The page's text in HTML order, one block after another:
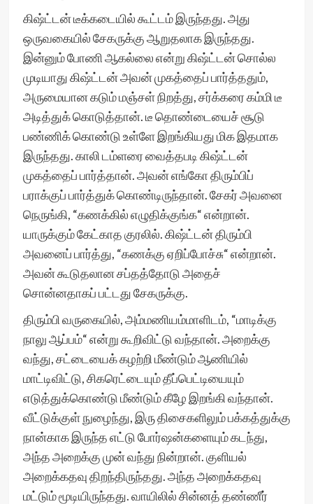
கிஷ்ட்டன் டீக்கடையில் கூட்டம் இருந்தது. அது
ஒருவகையில் சேகருக்கு ஆறுதலாக இருந்தது.
இன்னும் போணி ஆகல்லை என்று கிஷ்ட்டன் சொல்ல
முடியாது கிஷ்ட்டன் அவன் முகத்தைப் பார்த்ததும்,
அருமையான கடும் மஞ்சள் நிறத்து, சர்க்கரை கம்மி டீ
அடித்துக் கொடுத்தான். டீ தொண்டையைச் சூடு
பண்ணிக் கொண்டு உள்ளே இறங்கியது மிக இதமாக
இருந்தது. காலி டம்ளரை வைத்தபடி கிஷ்ட்டன்
முகத்தைப் பார்த்தான். அவன் எங்கோ திரும்பிப்
பராக்குப் பார்த்துக் கொண்டிருந்தான். சேகர் அவனை
நெருங்கி, “கணக்கில் எழுதிக்குங்க“ என்றான்.
யாருக்கும் கேட்காத குரலில். கிஷ்ட்டன் திரும்பி
அவனைப் பார்த்து, “கணக்கு ஏறிப்போச்சு“ என்றான்.
அவன் கூடுதலான சப்தத்தோடு அதைச்
சொன்னதாகப் பட்டது சேகருக்கு.
திரும்பி வருகையில், அம்மணியம்மாளிடம், “மாடிக்கு
நாலு ஆப்பம்“ என்று கூறிவிட்டு வந்தான். அறைக்கு
வந்து, சட்டையைக் கழற்றி மீண்டும் ஆணியில்
மாட்டிவிட்டு, சிகரெட்டையும் தீப்பெட்டியையும்
எடுத்துக்கொண்டு மீண்டும் கீழே இறங்கி வந்தான்.
வீட்டுக்குள் நுழைந்து, இரு திசைகளிலும் பக்கத்துக்கு
நான்காக இருந்த எட்டு போர்ஷன்களையும் கடந்து,
அந்த அறைக்கு முன் வந்து நின்றான். குளியல்
அறைக்கதவு திறந்திருந்தது. அந்த அறைக்கதவு
மட்டும் மூடியிருந்தது. வாயிலில் சின்னத் தண்ணீர்